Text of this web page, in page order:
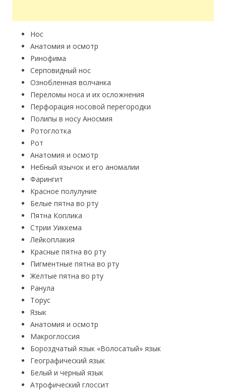
Hoc
Анатомия и осмотр
Ринофима
Серповидный нос
Ознобленная волчанка
Переломы носа и их осложнения
Перфорация носовой перегородки
Полипы в носу Аносмия
Ротоглотка
Рот
Анатомия и осмотр
Небный язычок и его аномалии
Фарингит
Красное полулуние
Белые пятна во рту
Пятна Коплика
Стрии Уиккема
Лейкоплакия
Красные пятна во рту
Пигментные пятна во рту
Желтые пятна во рту
Ранула
Торус
Язык
Анатомия и осмотр
Макроглоссия
Бороздчатый язык «Волосатый» язык
Географический язык
Белый и черный язык
Атрофический глоссит